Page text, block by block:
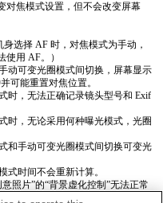
对焦模式设置，但不会改变屏幕
选择 AF 时，对焦模式为手动，
使用 AF。）
动可变光圈模式间切换，屏幕显示
可能重置对焦位置。
时，无法正确​​记录镜头型号和 Exif
时，无论采用何种曝光模式，光圈
和手动可变光圈模式间切换可变光
式时间不会重新计算。
照片”的“背景虚化控制”无法正常